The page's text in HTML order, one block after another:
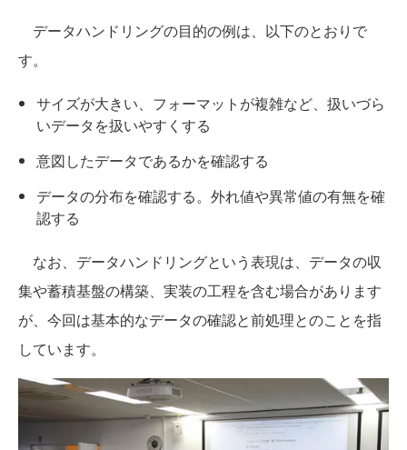
データハンドリングの目的の例は、以下のとおりで
す。
サイズが大きい、フォーマットが複雑など、扱いづら
いデータを扱いやすくする
意図したデータであるかを確認する
データの分布を確認する。外れ値や異常値の有無を確
認する
なお、データハンドリングという表現は、データの収
集や蓄積基盤の構築、実装の工程を含む場合があります
が、今回は基本的なデータの確認と前処理とのことを指
しています。